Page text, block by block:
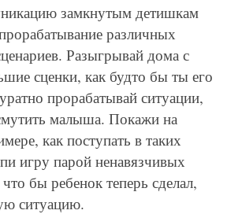
замкнутым детишкам
различных
Разыгрывай дома с
сценки, как будто бы ты его
прорабатывай ситуации,
малыша. Покажи на
как поступать в таких
игру парой ненавязчивых
бы ребенок теперь сделал,
ситуацию.